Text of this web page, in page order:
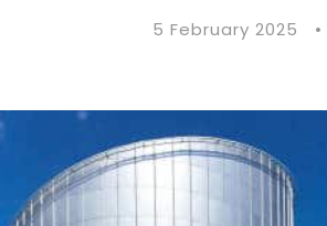
5 February 2025 •